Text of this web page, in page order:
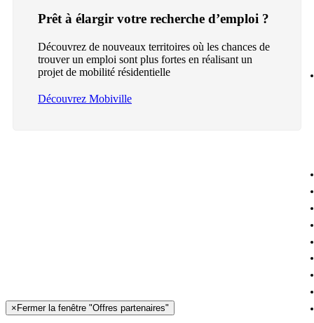
Prêt à élargir votre recherche d’emploi ?
Découvrez de nouveaux territoires où les chances de
trouver un emploi sont plus fortes en réalisant un
projet de mobilité résidentielle
Découvrez Mobiville
× Fermer la fenêtre "Offres partenaires"